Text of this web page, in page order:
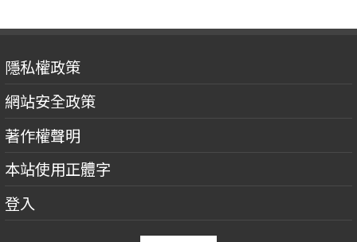
隱私權政策
網站安全政策
著作權聲明
本站使用正體字
登入